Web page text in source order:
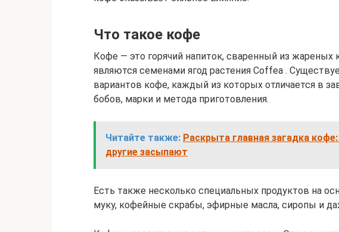
Что такое кофе
Кофе — это горячий напиток, сваренный из жареных
являются семенами ягод растения Coffea .
вариантов кофе, каждый из которых отличается в
бобов, марки и метода приготовления.
Читайте также: Раскрыта главная загадка
другие засыпают
Есть также несколько специальных продуктов на
муку, кофейные скрабы, эфирные масла, сиропы и